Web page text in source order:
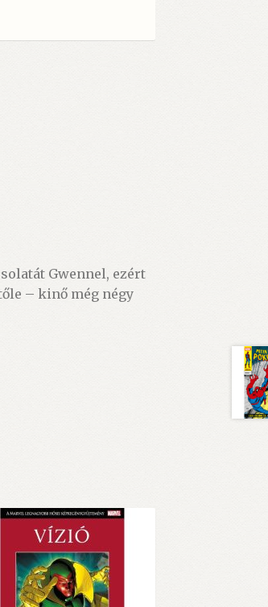
Gwennel, ezért
– kinő még négy